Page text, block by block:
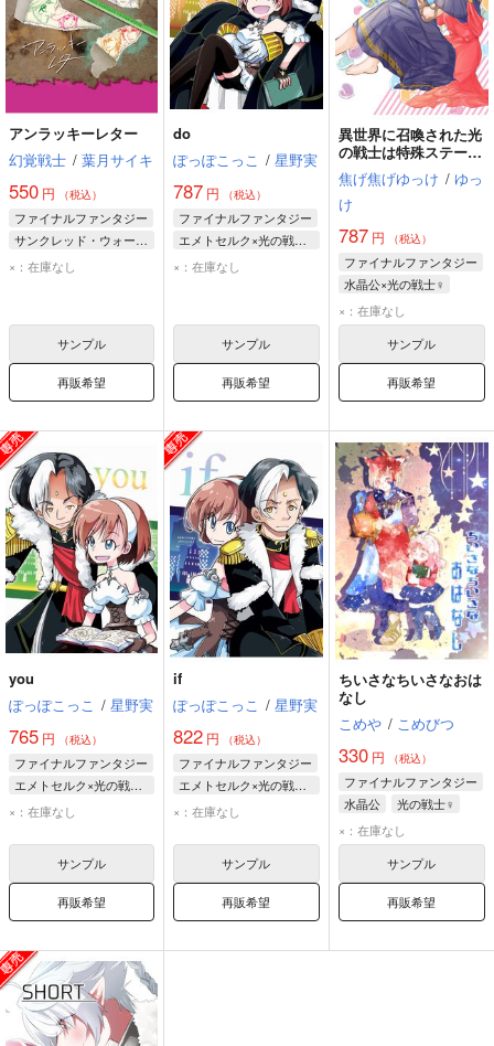
アンラッキーレター
幻覚戦士 / 葉月サイキ
550 円 （税込）
ファイナルファンタジー
サンクレッド・ウォータース
タタル
光の戦士♀
×：在庫なし
サンプル
再販希望
do
ぽっぽこっこ / 星野実
787 円 （税込）
ファイナルファンタジー
エメトセルク×光の戦士♀
エメトセルク
×：在庫なし
サンプル
再販希望
異世界に召喚された光
の戦士は特殊ステータ
ス《英雄》を悪用しま
す
焦げ焦げゆっけ / ゆっ
け
787円 （税込）
ファイナルファンタジー
水晶公×光の戦士♀
水晶公
光の戦士♀
グ・ラハ・ティア
×：在庫なし
サンプル
再販希望
you
ぽっぽこっこ / 星野実
765 円 （税込）
ファイナルファンタジー
エメトセルク×光の戦士♀
エメトセルク
×：在庫なし
サンプル
再販希望
if
ぽっぽこっこ / 星野実
822 円 （税込）
ファイナルファンタジー
エメトセルク×光の戦士♀
エメトセルク
×：在庫なし
サンプル
再販希望
ちいさなちいさなおは
なし
こめや / こめびつ
330円 （税込）
ファイナルファンタジー
水晶公
光の戦士♀
×：在庫なし
サンプル
再販希望